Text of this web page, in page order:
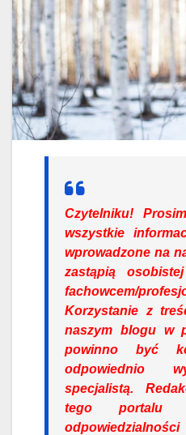
Czytelniku!
wszystkie
wprowadzone na
zastąpią
fachowcem/
Korzystanie z
naszym blogu w
powinno być
odpowiednio
specjalistą.
tego portalu